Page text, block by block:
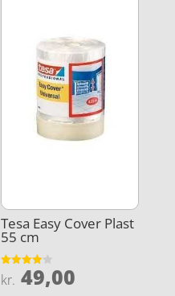
Tesa Easy Cover Plast
55 cm
Vurderet
3.9
kr. 49,00